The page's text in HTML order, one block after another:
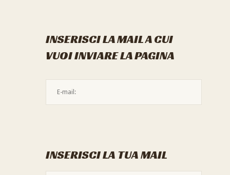
INSERISCI LA MAIL A CUI
VUOI INVIARE LA PAGINA
INSERISCI LA TUA MAIL